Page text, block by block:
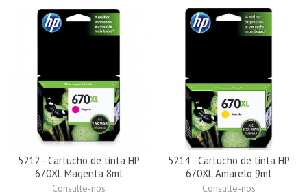
5212 - Cartucho de tinta HP
670XL Magenta 8ml
Consulte-nos
5214 - Cartucho de tinta HP
670XL Amarelo 9ml
Consulte-nos